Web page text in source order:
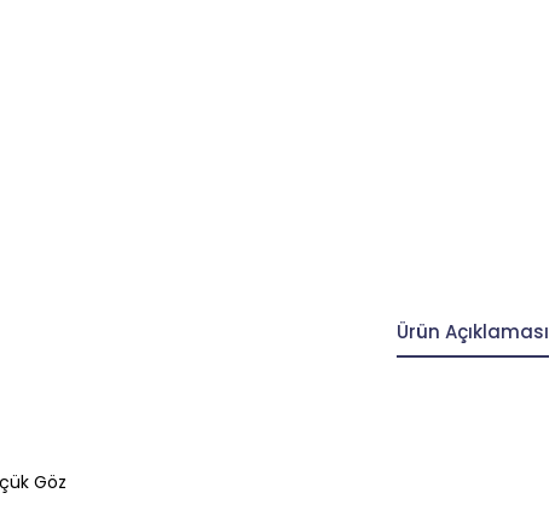
Ürün Açıklaması
Göz